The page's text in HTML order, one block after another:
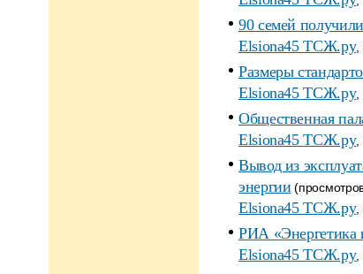
90 семей
Elsiona45 ТСЖ.ру,
Размеры
Elsiona45 ТСЖ.ру,
Общественная
Elsiona45 ТСЖ.ру,
Вывод из
энергии
Elsiona45 ТСЖ.ру,
РИА «Энергетика
Elsiona45 ТСЖ.ру,